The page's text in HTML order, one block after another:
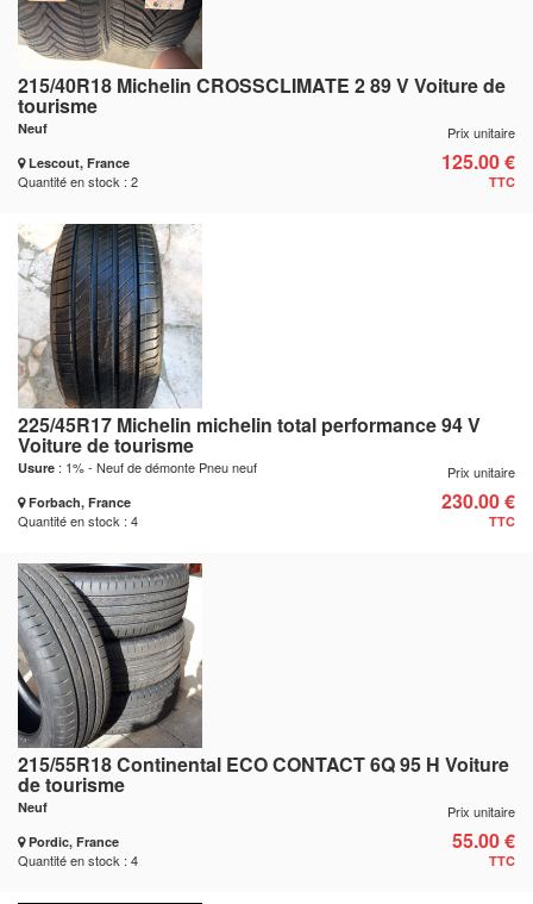
215/40R18 Michelin CROSSCLIMATE 2 89 V Voiture de
tourisme
Neuf
Lescout, France
Quantité en stock : 2
Prix unitaire
125.00 €
TTC
225/45R17 Michelin michelin total performance 94 V
Voiture de tourisme
Usure : 1% - Neuf de démonte Pneu neuf
Forbach, France
Quantité en stock : 4
Prix unitaire
230.00 €
TTC
215/55R18 Continental ECO CONTACT 6Q 95 H Voiture
de tourisme
Neuf
Pordic, France
Quantité en stock : 4
Prix unitaire
55.00 €
TTC